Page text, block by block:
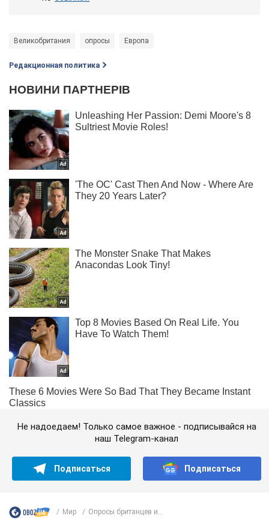
Великобритания опросы Европа
Редакционная политика
Не надоедаем! Только самое важное - подписывайся на
наш Telegram-канал
Подписаться Подписаться
Мир Опросы британцев и...